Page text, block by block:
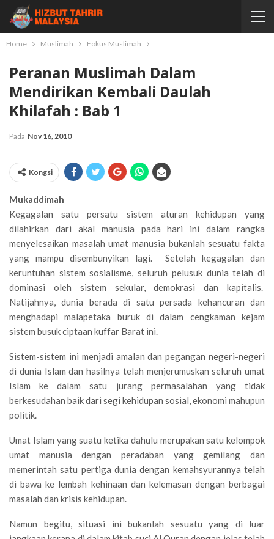
Home Muslimah Fokus Muslimah
Peranan Muslimah Dalam
Mendirikan Kembali Daulah
Khilafah : Bab 1
Pada Nov 16, 2010
Kongsi
Mukaddimah
Kegagalan satu persatu sistem aturan kehidupan yang
dilahirkan dari akal manusia pada hari ini dalam rangka
menyelesaikan masalah umat manusia bukanlah sesuatu fakta
yang mampu disembunyikan lagi. Setelah kegagalan dan
keruntuhan sistem sosialisme, seluruh pelusuk dunia telah di
dominasi oleh sistem sekular, demokrasi dan kapitalis.
Natijahnya, dunia berada di satu persada kehancuran dan
menghadapi malapetaka buruk di dalam cengkaman kejam
sistem busuk ciptaan kuffar Barat ini.
Sistem-sistem ini menjadi amalan dan pegangan negeri-negeri
di dunia Islam dan hasilnya telah menjerumuskan seluruh umat
Islam ke dalam satu jurang permasalahan yang tidak
berkesudahan baik dari segi kehidupan sosial, ekonomi mahupun
politik.
Umat Islam yang suatu ketika dahulu merupakan satu kelompok
umat manusia dengan peradaban yang gemilang dan
memerintah satu pertiga dunia dengan kemahsyurannya telah
di bawa ke lembah kehinaan dan kelemasan dengan berbagai
masalah dan krisis kehidupan.
Namun begitu, situasi ini bukanlah sesuatu yang di luar